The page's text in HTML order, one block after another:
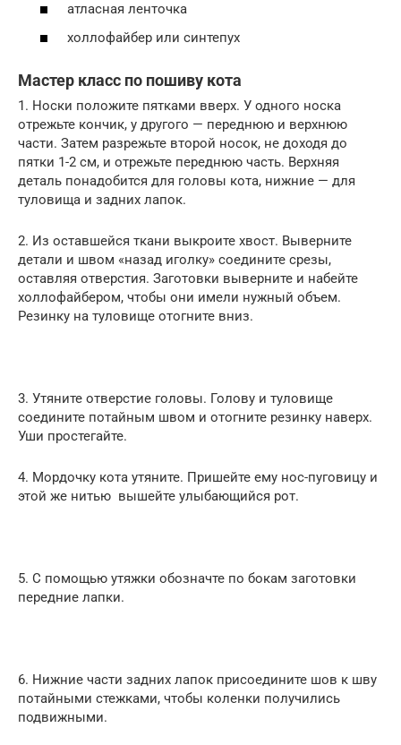
атласная ленточка
холлофайбер или синтепух
Мастер класс по пошиву кота
1. Носки положите пятками вверх. У одного носка
отрежьте кончик, у другого — переднюю и верхнюю
части. Затем разрежьте второй носок, не доходя до
пятки 1-2 см, и отрежьте переднюю часть. Верхняя
деталь понадобится для головы кота, нижние — для
туловища и задних лапок.
2. Из оставшейся ткани выкроите хвост. Выверните
детали и швом «назад иголку» соедините срезы,
оставляя отверстия. Заготовки выверните и набейте
холлофайбером, чтобы они имели нужный объем.
Резинку на туловище отогните вниз.
3. Утяните отверстие головы. Голову и туловище
соедините потайным швом и отогните резинку наверх.
Уши простегайте.
4. Мордочку кота утяните. Пришейте ему нос-пуговицу и
этой же нитью вышейте улыбающийся рот.
5. С помощью утяжки обозначте по бокам заготовки
передние лапки.
6. Нижние части задних лапок присоедините шов к шву
потайными стежками, чтобы коленки получились
подвижными.